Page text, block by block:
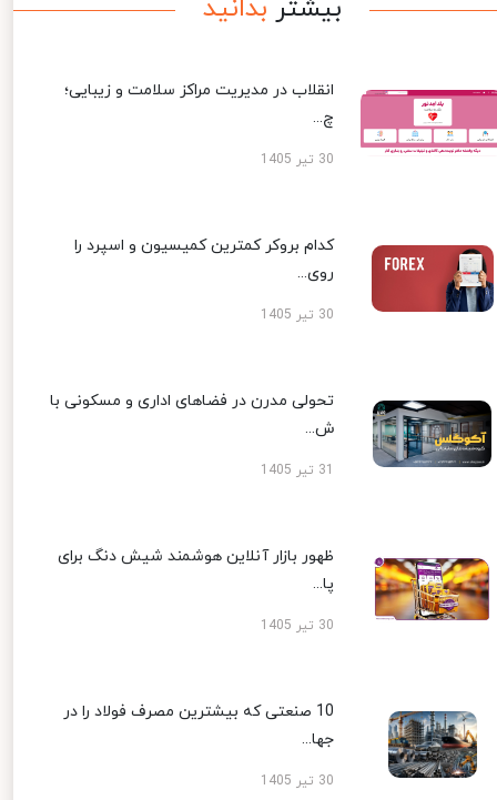
بیشتر بدانید
انقلاب در مدیریت مراکز سلامت و زیبایی؛
چ...
30 تیر 1405
کدام بروکر کمترین کمیسیون و اسپرد را
روی...
30 تیر 1405
تحولی مدرن در فضاهای اداری و مسکونی با
ش...
ظهور بازار آنلاین هوشمند شیش دنگ برای
پا...
30 تیر 1405
10 صنعتی که بیشترین مصرف فولاد را در
جها...
30 تیر 1405